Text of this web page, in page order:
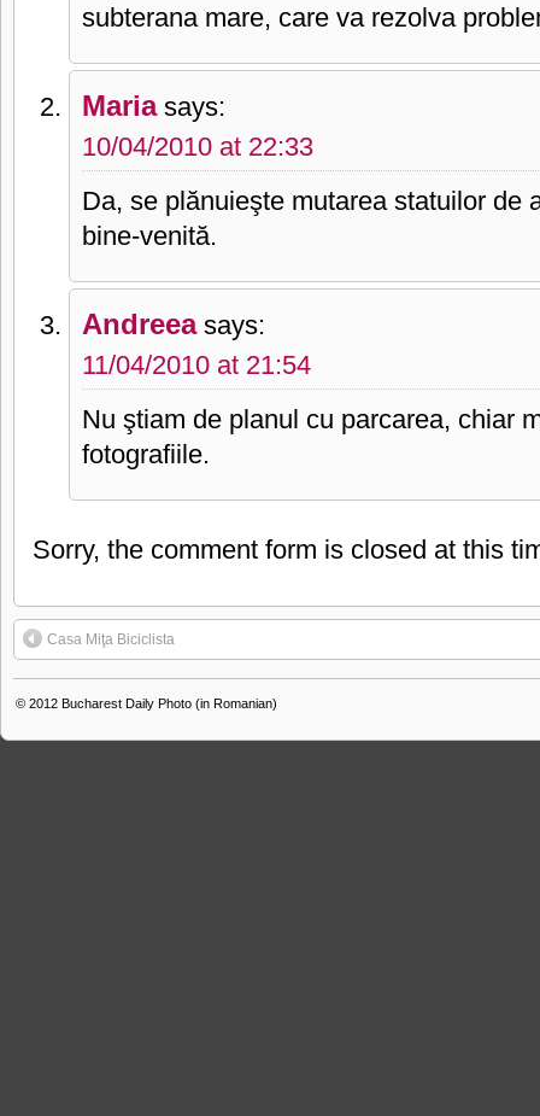
subterana mare, care va rezolva
Maria says:
10/04/2010 at 22:33
Da, se plănuieşte mutarea statuilor de
bine-venită.
Andreea says:
11/04/2010 at 21:54
Nu ştiam de planul cu parcarea, chiar
fotografiile.
Sorry, the comment form is closed at this
Casa Miţa Biciclista
© 2012 Bucharest Daily Photo (in Romanian)